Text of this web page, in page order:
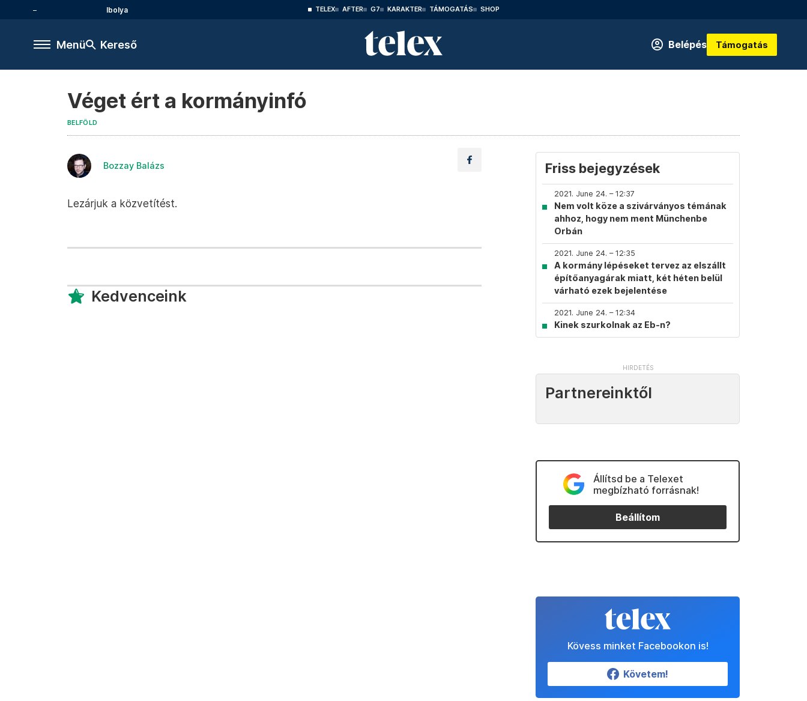
Ibolya TELEX AFTER G7 KARAKTER TÁMOGATÁS SHOP
Menü Kereső Belépés Támogatás
Véget ért a kormányinfó
BELFÖLD
Bozzay Balázs
Lezárjuk a közvetítést.
Kedvenceink
Friss bejegyzések
2021. June 24. – 12:37
Nem volt köze a szivárványos témának
ahhoz, hogy nem ment Münchenbe
Orbán
2021. June 24. – 12:35
A kormány lépéseket tervez az elszállt
építőanyagárak miatt, két héten belül
várható ezek bejelentése
2021. June 24. – 12:34
Kinek szurkolnak az Eb-n?
Partnereinktől
Állítsd be a Telexet
megbízható forrásnak!
Beállítom
Kövess minket Facebookon is!
Követem!